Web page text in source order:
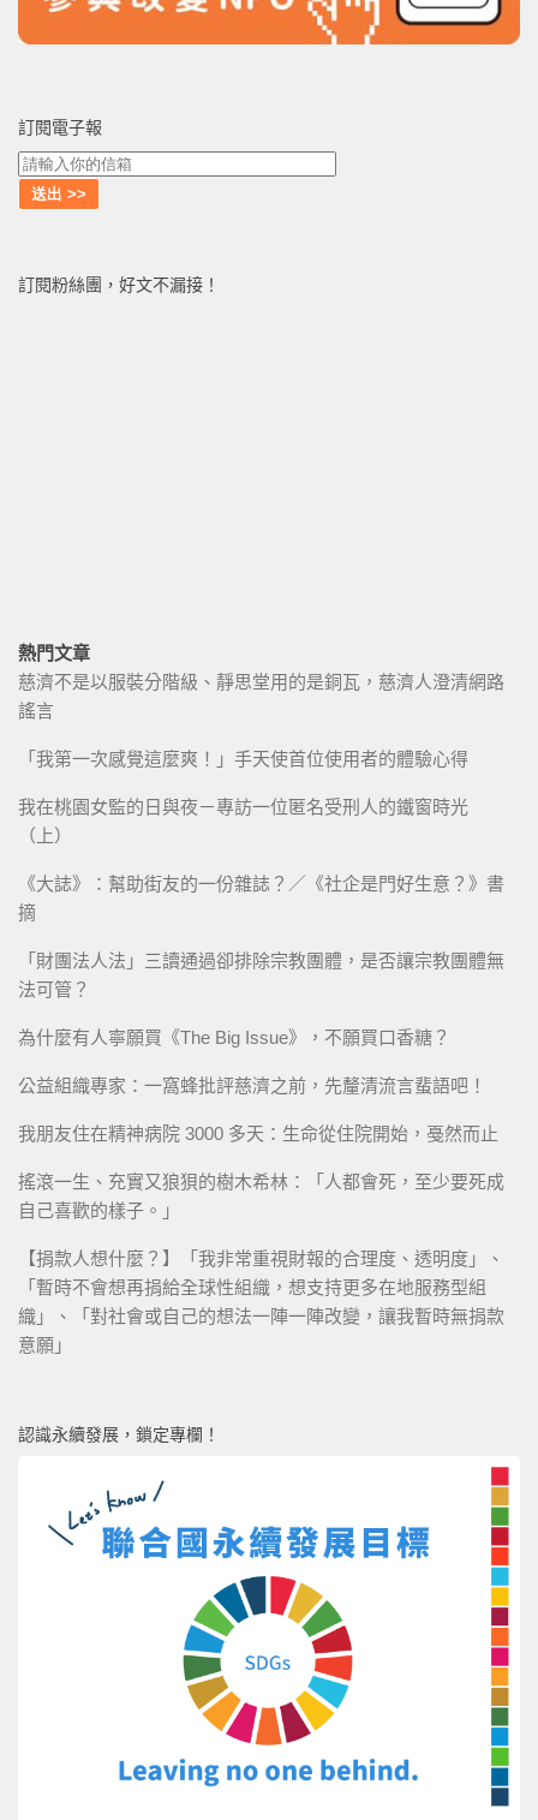
訂閱電子報
訂閱粉絲團，好文不漏接！
熱門文章
慈濟不是以服裝分階級、靜思堂用的是銅瓦，慈濟人澄清網路
謠言
「我第一次感覺這麼爽！」手天使首位使用者的體驗心得
我在桃園女監的日與夜－專訪一位匿名受刑人的鐵窗時光
（上）
《大誌》：幫助街友的一份雜誌？／《社企是門好生意？》書
摘
「財團法人法」三讀通過卻排除宗教團體，是否讓宗教團體無
法可管？
為什麼有人寧願買《The Big Issue》，不願買口香糖？
公益組織專家：一窩蜂批評慈濟之前，先釐清流言蜚語吧！
我朋友住在精神病院 3000 多天：生命從住院開始，戞然而止
搖滾一生、充實又狼狽的樹木希林：「人都會死，至少要死成
自己喜歡的樣子。」
【捐款人想什麼？】「我非常重視財報的合理度、透明度」、
「暫時不會想再捐給全球性組織，想支持更多在地服務型組
織」、「對社會或自己的想法一陣一陣改變，讓我暫時無捐款
意願」
認識永續發展，鎖定專欄！